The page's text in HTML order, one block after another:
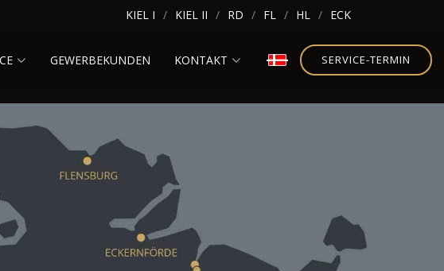
KIEL I KIEL II RD FL HL ECK
GEWERBEKUNDEN KONTAKT SERVICE-TERMIN